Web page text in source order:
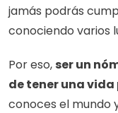
jamás podrás
conociendo varios
Por eso, ser un
de tener una
conoces el mundo